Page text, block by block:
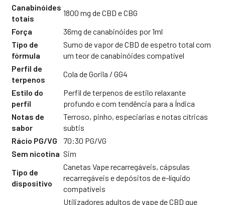
Canabinóides
totais
1800 mg de CBD e CBG
Força
36mg de canabinóides por 1ml
Tipo de
fórmula
Sumo de vapor de CBD de espetro total com
um teor de canabinóides compatível
Perfil de
terpenos
Cola de Gorila / GG4
Estilo do
perfil
Perfil de terpenos de estilo relaxante
profundo e com tendência para a Índica
Notas de
sabor
Terroso, pinho, especiarias e notas cítricas
subtis
Rácio PG/VG
70:30 PG/VG
Sem nicotina Sim
Tipo de
dispositivo
Canetas Vape recarregáveis, cápsulas
recarregáveis e depósitos de e-líquido
compatíveis
Utilizadores adultos de vape de CBD que